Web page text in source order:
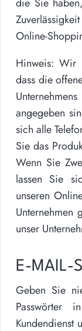
Online-
Hinweis:Wir
dass die
angegeben
sich alle
Sie das
Wenn Sie
lassen Sie
unseren
Unternehmen
unser
E-MAIL-
Geben Sie
Kundendienst